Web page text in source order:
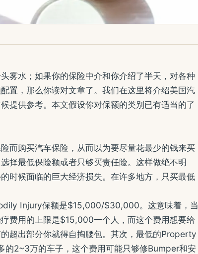
雾水；如果你的保险中介和你介绍了半天，对各种
置，那么你读对文章了。我们在这里将介绍美国汽
提供参考。本文假设你对保额的类别已有适当的了
而购买汽车保险，从而以为要尽量花最少的钱来买
择最低保险额或者只够买责任险。这样做绝不明
时候面临的巨大经济损失。在许多地方，只买最低
Injury保额是$15,000/$30,000。这意味着，当
费用的上限是$15,000一个人，而这个费用想要给
超出部分你就得自掏腰包。其次，最低的Property
2~3万的车子，这个费用可能只够修Bumper和安